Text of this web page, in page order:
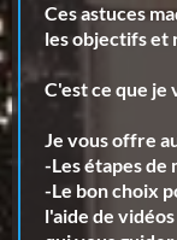
Ces astuces
les objectifs et
C'est ce que je
Je vous offre
-Les étapes de
-Le bon choix
l'aide de